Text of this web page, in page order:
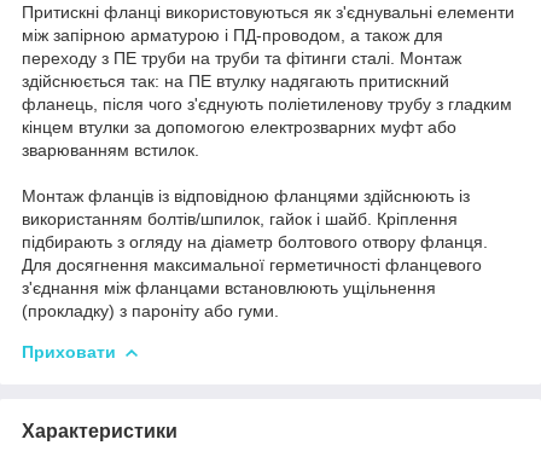
Притискні фланці використовуються як з'єднувальні елементи
між запірною арматурою і ПД-проводом, а також для
переходу з ПЕ труби на труби та фітинги сталі. Монтаж
здійснюється так: на ПЕ втулку надягають притискний
фланець, після чого з'єднують поліетиленову трубу з гладким
кінцем втулки за допомогою електрозварних муфт або
зварюванням встилок.
Монтаж фланців із відповідною фланцями здійснюють із
використанням болтів/шпилок, гайок і шайб. Кріплення
підбирають з огляду на діаметр болтового отвору фланця.
Для досягнення максимальної герметичності фланцевого
з'єднання між фланцами встановлюють ущільнення
(прокладку) з пароніту або гуми.
Приховати
Характеристики